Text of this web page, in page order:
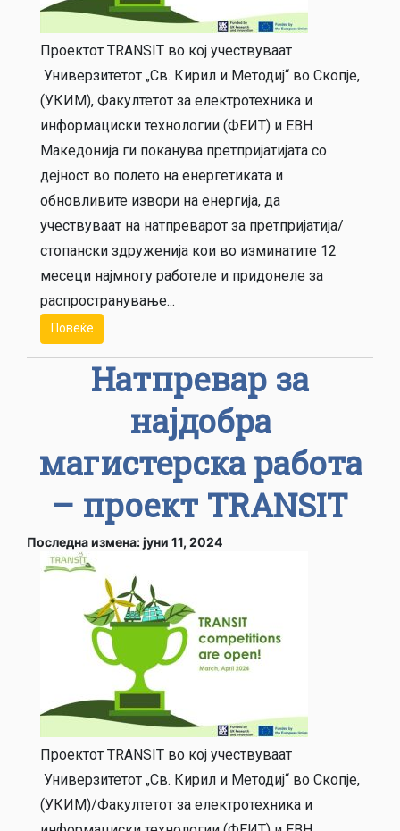
Проектот TRANSIT во кој учествуваат
Универзитетот „Св. Кирил и Методиј“ во Скопје,
(УКИМ), Факултетот за електротехника и
информациски технологии (ФЕИТ) и ЕВН
Македонија ги поканува претпријатијата со
дејност во полето на енергетиката и
обновливите извори на енергија, да
учествуваат на натпреварот за претпријатија/
стопански здруженија кои во изминатите 12
месеци најмногу работеле и придонеле за
распространување...
Повеќе
Натпревар за
најдобра
магистерска работа
– проект TRANSIT
Последна измена: јуни 11, 2024
Проектот TRANSIT во кој учествуваат
Универзитетот „Св. Кирил и Методиј“ во Скопје,
(УКИМ)/Факултетот за електротехника и